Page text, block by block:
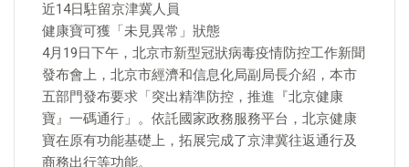
近14日駐留京津冀人員
健康寶可獲「未見異常」狀態
4月19日下午，北京市新型冠狀病毒疫情防控工作新聞
發布會上，北京市經濟和信息化局副局長介紹，本市
五部門發布要求「突出精準防控，推進『北京健康
寶』一碼通行」。依託國家政務服務平台，北京健康
寶在原有功能基礎上，拓展完成了京津冀往返通行及
商務出行等功能。